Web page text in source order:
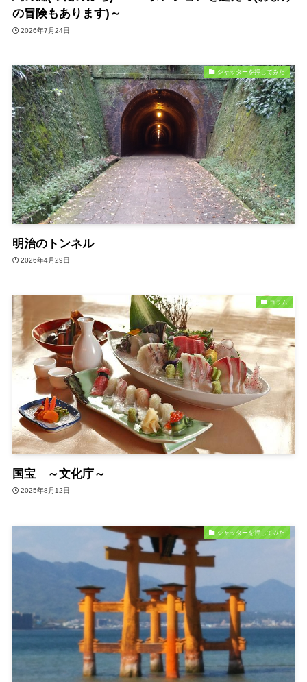
の冒険もあります)～
2026年7月24日
シャッターを押してみた
明治のトンネル
2026年4月29日
コラム
国宝 ～文化庁～
2025年8月12日
シャッターを押してみた